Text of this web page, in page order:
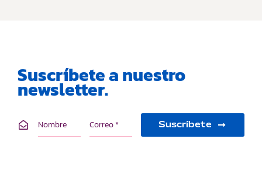
Suscríbete a nuestro
newsletter.
Suscríbete